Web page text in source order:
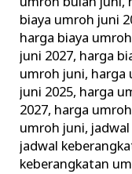
biaya umroh juni
harga biaya
juni 2027, harga
umroh juni, harga
juni 2025, harga
2027, harga
umroh juni,
jadwal
keberangkatan